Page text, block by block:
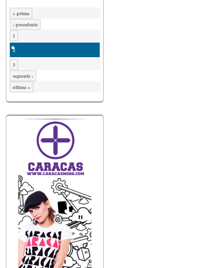
« prima
‹ precedente
1
2
3
seguente ›
ultima »